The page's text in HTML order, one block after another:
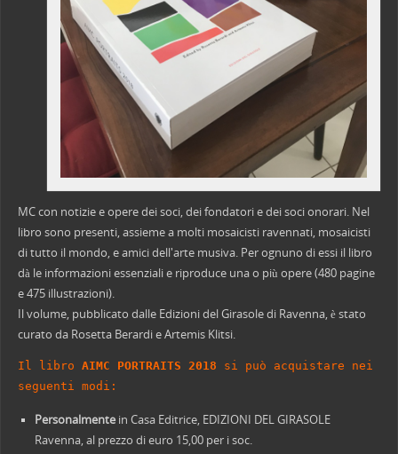
MC con notizie e opere dei soci, dei fondatori e dei soci onorari. Nel
libro sono presenti, assieme a molti mosaicisti ravennati, mosaicisti
di tutto il mondo, e amici dell'arte musiva. Per ognuno di essi il libro
dà le informazioni essenziali e riproduce una o più opere (480 pagine
e 475 illustrazioni).
Il volume, pubblicato dalle Edizioni del Girasole di Ravenna, è stato
curato da Rosetta Berardi e Artemis Klitsi.
Il libro AIMC PORTRAITS 2018 si può acquistare nei
seguenti modi:
Personalmentein Casa Editrice, EDIZIONI DEL GIRASOLE
Ravenna, al prezzo di euro 15,00 per i soc.